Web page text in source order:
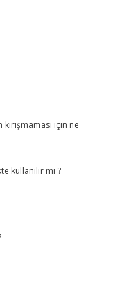
için ne
kullanılır mı ?